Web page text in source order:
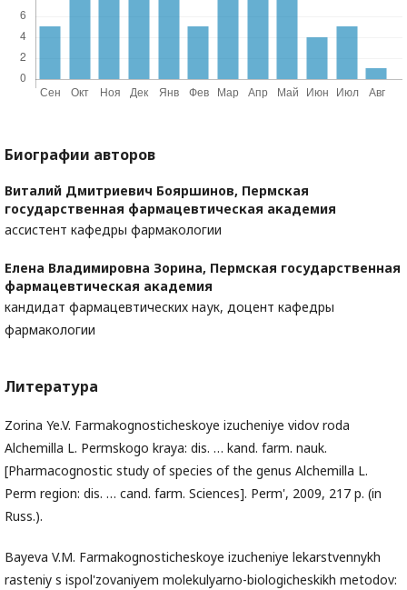
Биографии авторов
Виталий Дмитриевич Бояршинов, Пермская
государственная фармацевтическая академия
ассистент кафедры фармакологии
Елена Владимировна Зорина, Пермская государственная
фармацевтическая академия
кандидат фармацевтических наук, доцент кафедры
фармакологии
Литература
Zorina Ye.V. Farmakognosticheskoye izucheniye vidov roda
Alchemilla L. Permskogo kraya: dis. … kand. farm. nauk.
[Pharmacognostic study of species of the genus Alchemilla L.
Perm region: dis. … cand. farm. Sciences]. Perm', 2009, 217 p. (in
Russ.).
Bayeva V.M. Farmakognosticheskoye izucheniye lekarstvennykh
rasteniy s ispol'zovaniyem molekulyarno-biologicheskikh metodov: